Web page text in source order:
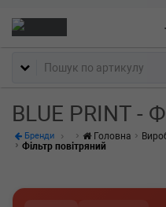
BLUE PRINT -
Бренди Головна
Фільтр повітряний